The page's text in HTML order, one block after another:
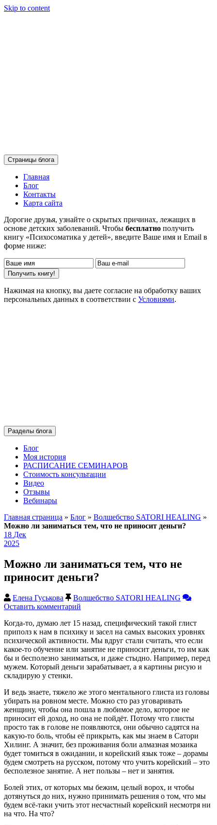
Skip to content
Страницы блога
Главная
Блог
Контакты
Карта сайта
Дорогие друзья, узнайте о скрытых причинах, лежащих в
основе детских заболеваний. Чтобы бесплатно получить
книгу «Психосоматика у детей», введите Ваше имя и Email в
форме ниже:
Нажимая на кнопку, вы даете согласие на обработку ваших
персональных данных в соответствии с Условиями.
Разделы блога
Блог
Моя история
РАСПИСАНИЕ СЕМИНАРОВ
Стоимость консультации
Видео
Отзывы
Вебинары
Главная страница » Блог » Волшебство SATORI HEALING »
Можно ли заниматься тем, что не приносит деньги?
18 Дек
2025
Можно ли заниматься тем, что не
приносит деньги?
Елена Гуськова
Волшебство SATORI HEALING
Оставить комментарий
Когда-то, думаю лет 15 назад, специфический такой глист
приполз к нам в психику и засел на самых высоких уровнях
психической активности. Мы вдруг стали считать, что если
какое-то обучение или занятие не приносит деньги, то им как
бы и бесполезно заниматься, и даже стыдно. Например, перед
мужем. Который деньги зарабатывает, а я картины рисую и
складирую у стенки.
И ведь знаете, тяжело же этого ментального глиста из головы
убирать на ровном месте. Можно сто раз уговаривать
женщину, чтобы она пошла в любимое дело, которое не
приносит ей доход, но она не пойдёт. Потому что глисты
просто так в голове не появляются, они обычно садятся на
какую-то боль, чтобы её прикрыть, как мы знаем в Сатори
Хилинг. А значит, без проживания боли алмазная мозаика
будет томиться в ожидании, и корейский язык тоже – дорамы
будем смотреть на русском, потому что учить корейский – это
бесполезное занятие. А нет пользы – нет и занятия.
Болей этих, от которых мы бежим, целый ворох, и чтобы
дотянуться до них, нужно принимать решения о том, что мы
будем всё-таки учить этот несчастный корейский несмотря ни
на что. На что?